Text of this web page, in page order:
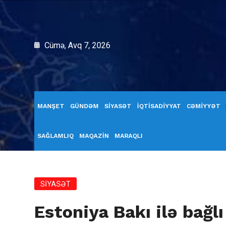
Cümə, Avq 7, 2026
MANŞET GÜNDƏM SİYASƏT İQTİSADİYYAT CƏMİYYƏT
SAĞLAMLIQ MAQAZİN MARAQLI
SİYASƏT
Estoniya Bakı ilə bağlı